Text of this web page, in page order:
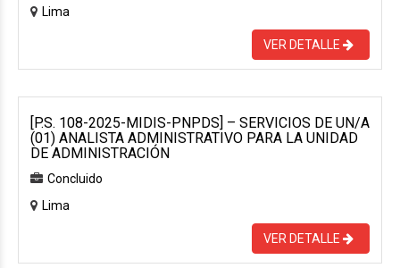
Lima
VER DETALLE
[P.S. 108-2025-MIDIS-PNPDS] – SERVICIOS DE UN/A
(01) ANALISTA ADMINISTRATIVO PARA LA UNIDAD
DE ADMINISTRACIÓN
Concluido
Lima
VER DETALLE